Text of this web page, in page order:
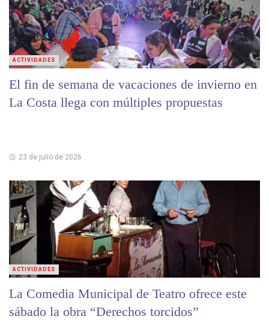
El fin de semana de vacaciones de invierno en
La Costa llega con múltiples propuestas
23 de julio de 2026
ACTIVIDADES
La Comedia Municipal de Teatro ofrece este
sábado la obra “Derechos torcidos”
ACTIVIDADES